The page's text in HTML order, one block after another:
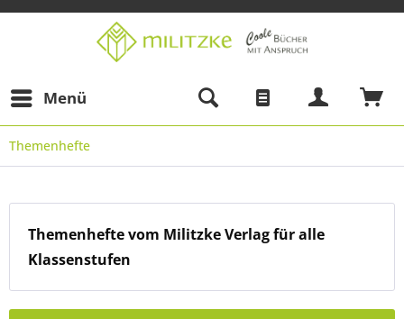
Menü
Themenhefte
Themenhefte vom Militzke Verlag für alle
Klassenstufen